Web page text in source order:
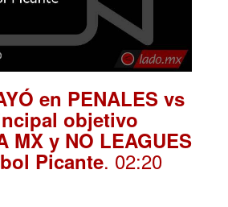
en PENALES vs
objetivo
MX y NO LEAGUES
Picante. 02:20